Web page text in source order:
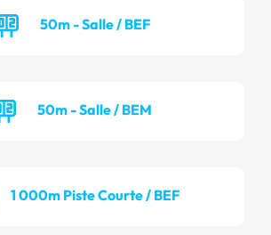
50m - Salle / BEF
50m - Salle / BEM
1 000m Piste Courte / BEF